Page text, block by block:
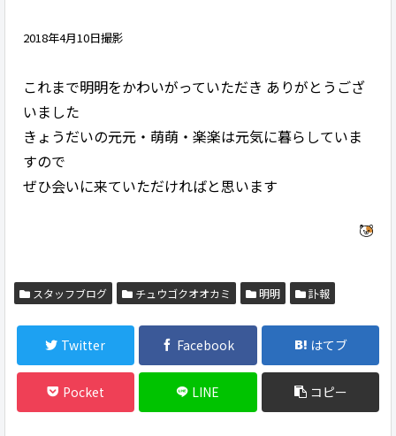
2018年4月10日撮影
これまで明明をかわいがっていただき ありがとうござ
いました
きょうだいの元元・萌萌・楽楽は元気に暮らしていま
すので
ぜひ会いに来ていただければと思います
スタッフブログ チュウゴクオオカミ 明明 訃報
Twitter Facebook はてブ
Pocket LINE コピー